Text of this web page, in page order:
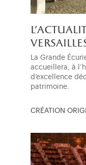
La Grande
accueillera, à
d’excellence
patrimoine.
CRÉATION